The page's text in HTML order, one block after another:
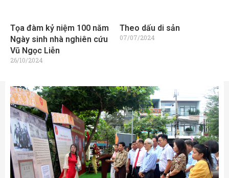
Tọa đàm kỷ niệm 100 năm
Ngày sinh nhà nghiên cứu
Vũ Ngọc Liễn
26/10/2024
Theo dấu di sản
07/07/2024